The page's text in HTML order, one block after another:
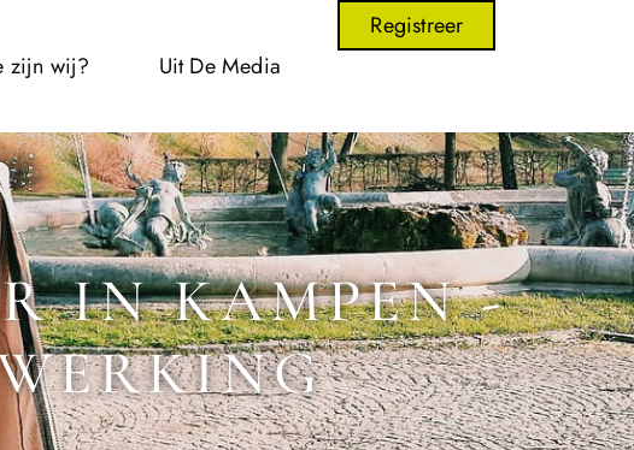
zijn wij? Uit De Media
Registreer
IN KAMPEN -